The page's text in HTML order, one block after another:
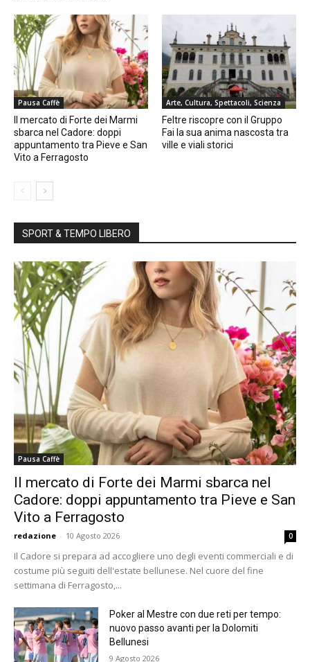
Pausa Caffè
Il mercato di Forte dei Marmi
sbarca nel Cadore: doppi
appuntamento tra Pieve e San
Vito a Ferragosto
Arte, Cultura, Spettacoli, Scienza
Feltre riscopre con il Gruppo
Fai la sua anima nascosta tra
ville e viali storici
SPORT & TEMPO LIBERO
Pausa Caffè
Il mercato di Forte dei Marmi sbarca nel
Cadore: doppi appuntamento tra Pieve e San
Vito a Ferragosto
redazione - 10 Agosto 2026 0
Il Cadore si prepara ad accogliere uno degli eventi commerciali e di
costume più seguiti dell'estate bellunese. Nel cuore del fine
settimana di Ferragosto,...
Poker al Mestre con due reti per tempo:
nuovo passo avanti per la Dolomiti
Bellunesi
9 Agosto 2026